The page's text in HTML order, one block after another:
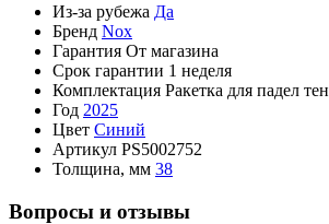
Из-за рубежа Да
Бренд Nox
Гарантия От магазина
Срок гарантии 1 неделя
Комплектация Ракетка для падел
Год 2025
Цвет Синий
Артикул PS5002752
Толщина, мм 38
Вопросы и отзывы